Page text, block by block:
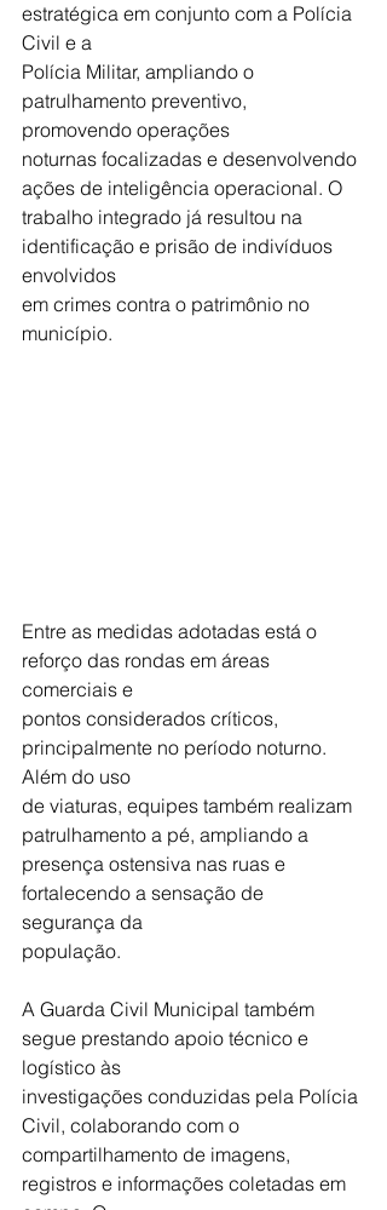
estratégica em conjunto com a Polícia
Civil e a
Polícia Militar, ampliando o
patrulhamento preventivo,
promovendo operações
noturnas focalizadas e desenvolvendo
ações de inteligência operacional. O
trabalho integrado já resultou na
identificação e prisão de indivíduos
envolvidos
em crimes contra o patrimônio no
município.
Entre as medidas adotadas está o
reforço das rondas em áreas
comerciais e
pontos considerados críticos,
principalmente no período noturno.
Além do uso
de viaturas, equipes também realizam
patrulhamento a pé, ampliando a
presença ostensiva nas ruas e
fortalecendo a sensação de
segurança da
população.
A Guarda Civil Municipal também
segue prestando apoio técnico e
logístico às
investigações conduzidas pela Polícia
Civil, colaborando com o
compartilhamento de imagens,
registros e informações coletadas em